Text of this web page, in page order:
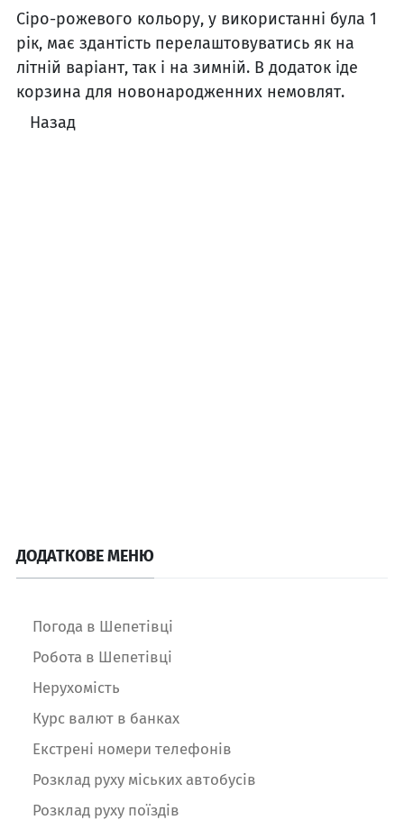
Сіро-рожевого кольору, у використанні була 1
рік, має здантість перелаштовуватись як на
літній варіант, так і на зимній. В додаток іде
корзина для новонародженних немовлят.
Назад
ДОДАТКОВЕ МЕНЮ
Погода в Шепетівці
Робота в Шепетівці
Нерухомість
Курс валют в банках
Екстрені номери телефонів
Розклад руху міських автобусів
Розклад руху поїздів